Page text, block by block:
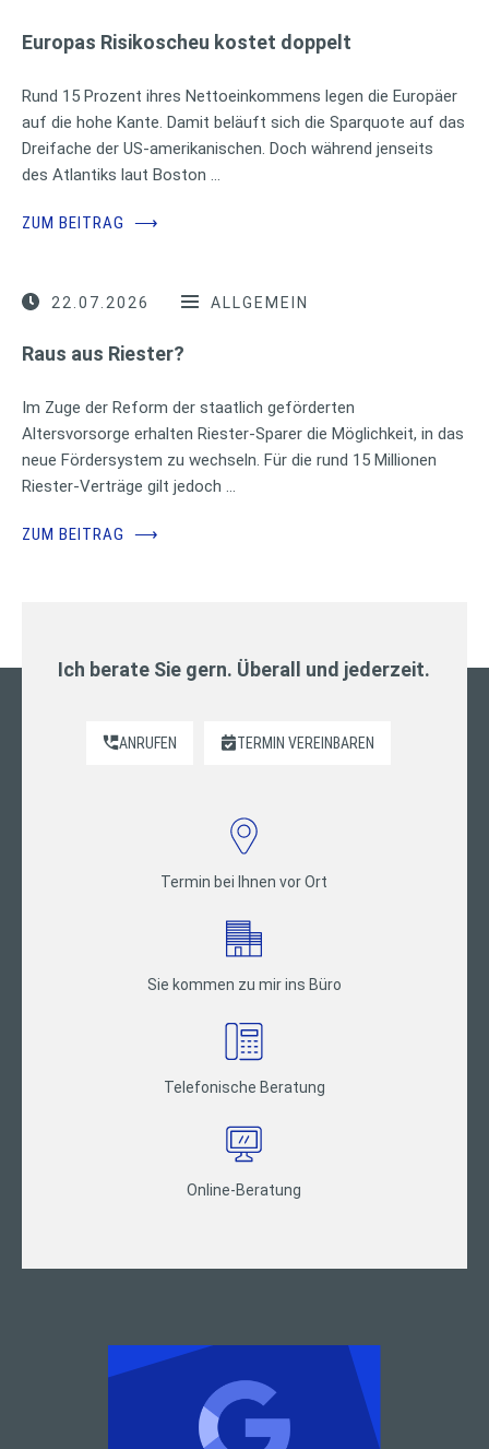
Europas Risikoscheu kostet doppelt
Rund 15 Prozent ihres Nettoeinkommens legen die Europäer
auf die hohe Kante. Damit beläuft sich die Sparquote auf das
Dreifache der US-amerikanischen. Doch während jenseits
des Atlantiks laut Boston …
ZUM BEITRAG ⟶
22.07.2026 ALLGEMEIN
Raus aus Riester?
Im Zuge der Reform der staatlich geförderten
Altersvorsorge erhalten Riester-Sparer die Möglichkeit, in das
neue Fördersystem zu wechseln. Für die rund 15 Millionen
Riester-Verträge gilt jedoch …
ZUM BEITRAG ⟶
Ich berate Sie gern. Überall und jederzeit.
ANRUFEN TERMIN VEREINBAREN
Termin bei Ihnen vor Ort
Sie kommen zu mir ins Büro
Telefonische Beratung
Online-Beratung